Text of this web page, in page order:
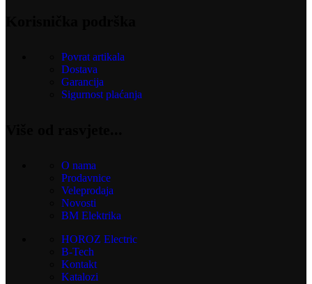
Povrat artikala
Dostava
Garancija
Sigurnost plaćanja
O nama
Prodavnice
Veleprodaja
Novosti
BM Elektrika
HOROZ Electric
B-Tech
Kontakt
Katalozi